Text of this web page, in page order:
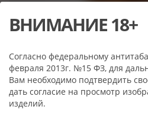
Нет в наличии
Характеристики
Скрутка:
ВНИМАНИЕ 18+
Согласно федеральному
февраля 2013г. №15 ФЗ, для
Вам необходимо подтвердить
дать согласие на просмотр
изделий.